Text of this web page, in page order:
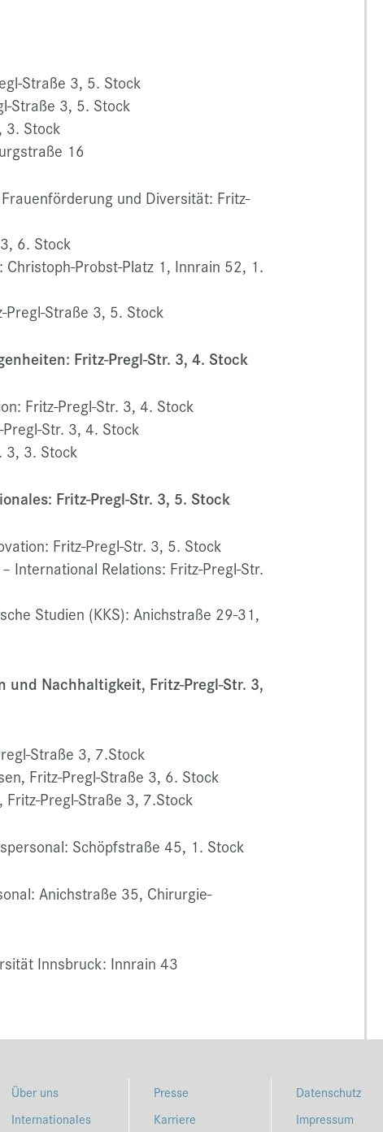
Straße 3, 5. Stock
Straße 3, 5. Stock
3. Stock
16
und Diversität: Fritz-
6. Stock
Christoph-Probst-Platz 1, Innrain 52, 1.
Straße 3, 5. Stock
Fritz-Pregl-Str. 3, 4. Stock
Fritz-Pregl-Str. 3, 4. Stock
Str. 3, 4. Stock
3, 3. Stock
Fritz-Pregl-Str. 3, 5. Stock
Fritz-Pregl-Str. 3, 5. Stock
International Relations: Fritz-Pregl-Str.
Studien (KKS): Anichstraße 29-31,
Nachhaltigkeit, Fritz-Pregl-Str. 3,
Straße 3, 7.Stock
Fritz-Pregl-Straße 3, 6. Stock
Pregl-Straße 3, 7.Stock
Schöpfstraße 45, 1. Stock
Anichstraße 35, Chirurgie-
Innsbruck: Innrain 43
Über uns
Internationales
Presse
Karriere
Datenschutz
Impressum